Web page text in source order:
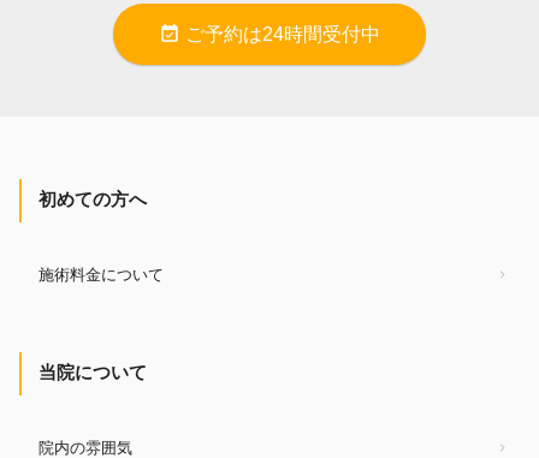
event_available ご予約は24時間受付中
初めての方へ
施術料金について
当院について
院内の雰囲気